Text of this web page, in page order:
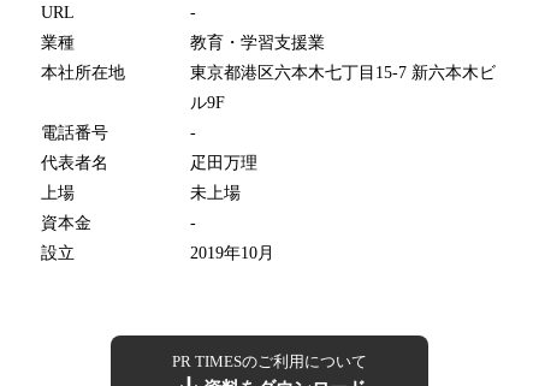
URL
-
業種
教育・学習支援業
本社所在地
東京都港区六本木七丁目15-7 新六本木ビ
ル9F
電話番号
-
代表者名
疋田万理
上場
未上場
資本金
-
設立
2019年10月
PR TIMESのご利用について